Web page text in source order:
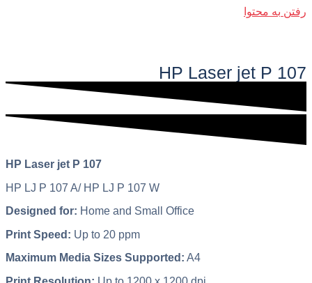
رفتن به محتوا
HP Laser jet P 107​
HP Laser jet P 107
HP LJ P 107 A/ HP LJ P 107 W
Designed for: Home and Small Office
Print Speed: Up to 20 ppm
Maximum Media Sizes Supported: A4